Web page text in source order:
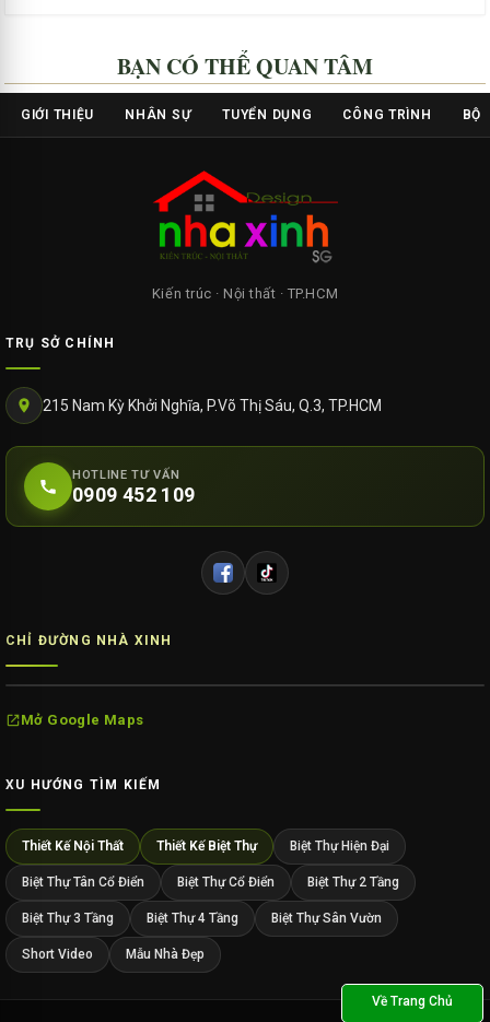
BẠN CÓ THỂ QUAN TÂM
GIỚI THIỆU NHÂN SỰ TUYỂN DỤNG CÔNG TRÌNH BỘ
Kiến trúc · Nội thất · TP.HCM
TRỤ SỞ CHÍNH
215 Nam Kỳ Khởi Nghĩa, P.Võ Thị Sáu, Q.3, TP.HCM
HOTLINE TƯ VẤN
0909 452 109
CHỈ ĐƯỜNG NHÀ XINH
Mở Google Maps
XU HƯỚNG TÌM KIẾM
Thiết Kế Nội Thất Thiết Kế Biệt Thự Biệt Thự Hiện Đại
Biệt Thự Tân Cổ Điển Biệt Thự Cổ Điển Biệt Thự 2 Tầng
Biệt Thự 3 Tầng Biệt Thự 4 Tầng Biệt Thự Sân Vườn
Short Video Mẫu Nhà Đẹp